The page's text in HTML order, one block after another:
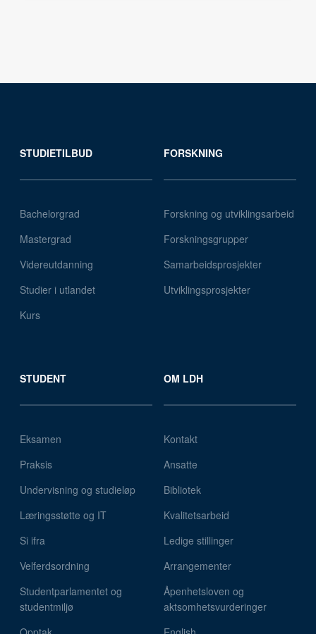
STUDIETILBUD
Bachelorgrad
Mastergrad
Videreutdanning
Studier i utlandet
Kurs
FORSKNING
Forskning og utviklingsarbeid
Forskningsgrupper
Samarbeidsprosjekter
Utviklingsprosjekter
STUDENT
Eksamen
Praksis
Undervisning og studieløp
Læringsstøtte og IT
Si ifra
Velferdsordning
Studentparlamentet og
studentmiljø
OM LDH
Kontakt
Ansatte
Bibliotek
Kvalitetsarbeid
Ledige stillinger
Arrangementer
Åpenhetsloven og
aktsomhetsvurderinger